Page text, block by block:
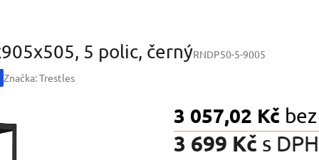
5 polic, černýRNDP50-5-9005
Značka:Trestles
3 057,02 Kč
3 699 Kč s DPH